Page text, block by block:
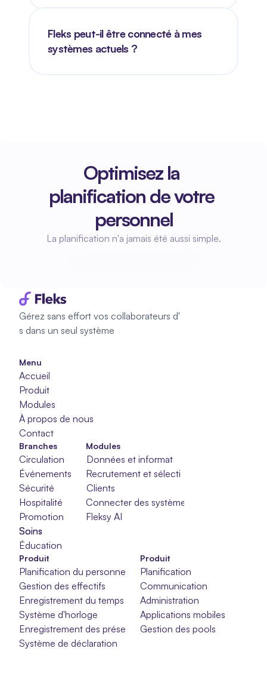
Fleks peut-il être connecté à mes
systèmes actuels ?
Optimisez la
planification de votre
personnel
La planification n'a jamais été aussi simple.
Gérez sans effort vos collaborateurs d'
s dans un seul système
Menu
Accueil
Produit
Modules
À propos de nous
Contact
Modules
Données et informations
Recrutement et sélection
Clients
Connecter des systèmes
Fleksy AI
Branches
Circulation
Événements
Sécurité
Hospitalité
Promotion
Soins
Soins
Soins
Éducation
Produit
Planification du personnel
Gestion des effectifs
Enregistrement du temps
Système d'horloge
Enregistrement des présences
Système de déclaration
Planification
Communication
Administration
Applications mobiles
Gestion des pools
Produit